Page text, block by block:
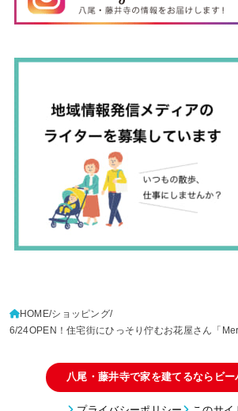
HOME ショッピング
6/24OPEN！住宅街にひっそり佇むお花屋さん「
八尾・藤井寺で家を建てるならビー